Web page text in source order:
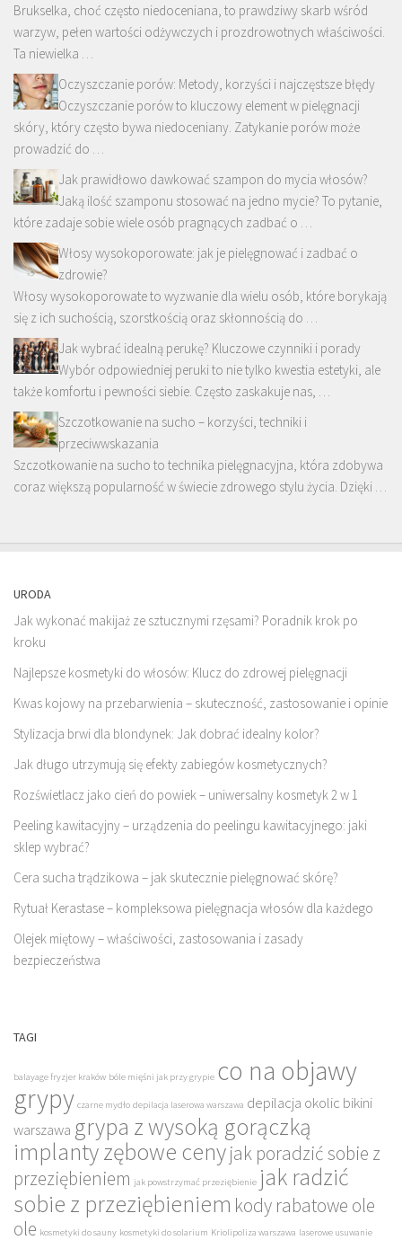
Brukselka, choć często niedoceniana, to prawdziwy skarb wśród
warzyw, pełen wartości odżywczych i prozdrowotnych właściwości.
Ta niewielka …
Oczyszczanie porów: Metody, korzyści i najczęstsze błędy
Oczyszczanie porów to kluczowy element w pielęgnacji
skóry, który często bywa niedoceniany. Zatykanie porów może
prowadzić do …
Jak prawidłowo dawkować szampon do mycia włosów?
Jaką ilość szamponu stosować na jedno mycie? To pytanie,
które zadaje sobie wiele osób pragnących zadbać o …
Włosy wysokoporowate: jak je pielęgnować i zadbać o
zdrowie?
Włosy wysokoporowate to wyzwanie dla wielu osób, które borykają
się z ich suchością, szorstkością oraz skłonnością do …
Jak wybrać idealną perukę? Kluczowe czynniki i porady
Wybór odpowiedniej peruki to nie tylko kwestia estetyki, ale
także komfortu i pewności siebie. Często zaskakuje nas, …
Szczotkowanie na sucho – korzyści, techniki i
przeciwwskazania
Szczotkowanie na sucho to technika pielęgnacyjna, która zdobywa
coraz większą popularność w świecie zdrowego stylu życia. Dzięki …
URODA
Jak wykonać makijaż ze sztucznymi rzęsami? Poradnik krok po
kroku
Najlepsze kosmetyki do włosów: Klucz do zdrowej pielęgnacji
Kwas kojowy na przebarwienia – skuteczność, zastosowanie i opinie
Stylizacja brwi dla blondynek: Jak dobrać idealny kolor?
Jak długo utrzymują się efekty zabiegów kosmetycznych?
Rozświetlacz jako cień do powiek – uniwersalny kosmetyk 2 w 1
Peeling kawitacyjny – urządzenia do peelingu kawitacyjnego: jaki
sklep wybrać?
Cera sucha trądzikowa – jak skutecznie pielęgnować skórę?
Rytuał Kerastase – kompleksowa pielęgnacja włosów dla każdego
Olejek miętowy – właściwości, zastosowania i zasady
bezpieczeństwa
TAGI
balayage fryzjer kraków bóle mięśni jak przy grypie co na objawy
grypy czarne mydło depilacja laserowa warszawa depilacja okolic bikini
warszawa grypa z wysoką gorączką
implanty zębowe cenyjak poradzić sobie z
przeziębieniem jak powstrzymać przeziębienie jak radzić
sobie z przeziębieniem kody rabatowe ole
ole kosmetyki do sauny kosmetyki do solarium Kriolipoliza warszawa laserowe usuwanie